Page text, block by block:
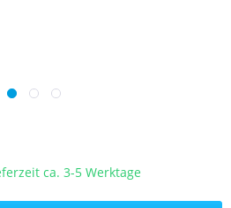
ca. 3-5 Werktage